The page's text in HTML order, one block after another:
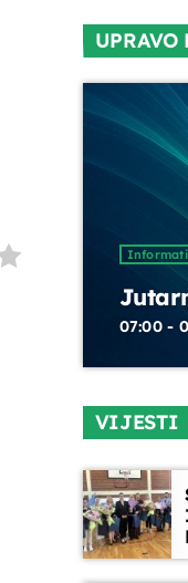
DANAS NA
UPRAVO
07:00 -
VIJESTI